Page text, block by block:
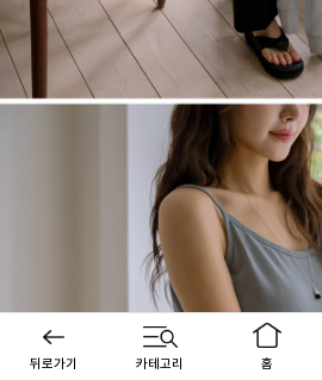
뒤로가기 카테고리 홈